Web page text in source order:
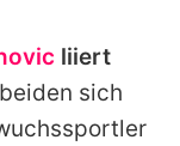
liiert
sich